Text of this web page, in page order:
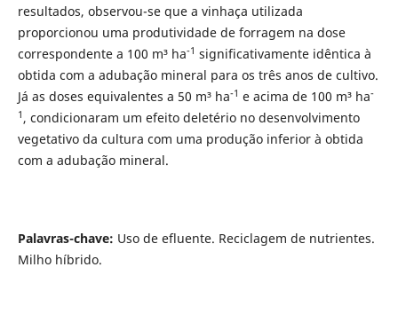
resultados, observou-se que a vinhaça utilizada
proporcionou uma produtividade de forragem na dose
correspondente a 100 m³ ha-1 significativamente idêntica à
obtida com a adubação mineral para os três anos de cultivo.
Já as doses equivalentes a 50 m³ ha-1 e acima de 100 m³ ha-
1 , condicionaram um efeito deletério no desenvolvimento
vegetativo da cultura com uma produção inferior à obtida
com a adubação mineral.
Palavras-chave: Uso de efluente. Reciclagem de nutrientes.
Milho híbrido.